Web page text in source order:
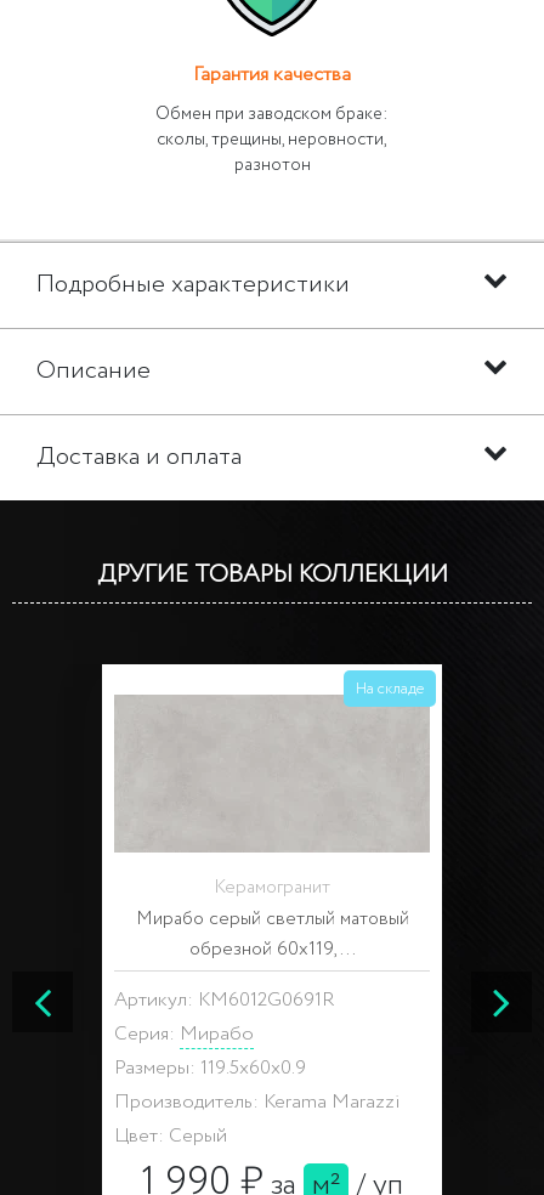
Гарантия качества
Обмен при заводском браке:
сколы, трещины, неровности,
разнотон
Подробные характеристики
Описание
Доставка и оплата
ДРУГИЕ ТОВАРЫ КОЛЛЕКЦИИ
На складе
Керамогранит
Мирабо серый светлый матовый
обрезной 60x119,...
Артикул: KM6012G0691R
Серия: Мирабо
Размеры: 119.5x60x0.9
Производитель: Kerama Marazzi
Цвет: Серый
1 990 ₽за м² /уп